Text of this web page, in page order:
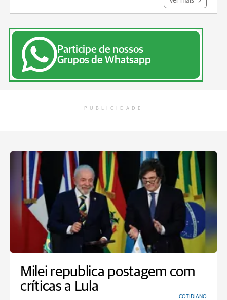
Participe de nossos
Grupos de Whatsapp
PUBLICIDADE
Milei republica postagem com
críticas a Lula
COTIDIANO